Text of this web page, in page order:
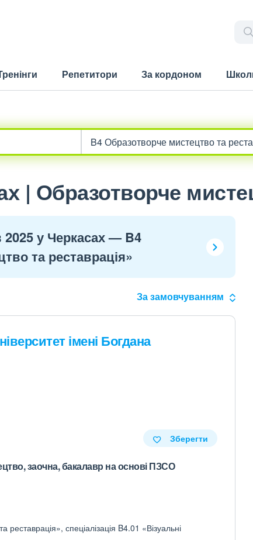
Репетитори За кордоном
| Образотворче
2025 у Черкасах — B4
та реставрація»
За замовчуванням
імені Богдана
Зберегти
заочна, бакалавр на основі ПЗСО
спеціалізація B4.01 «Візуальні